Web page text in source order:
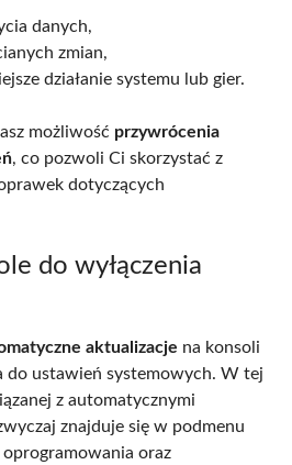
danych,
zmian,
działanie systemu lub gier.
możliwość przywrócenia
, co pozwoli Ci skorzystać z
dotyczących
do wyłączenia
aktualizacje na konsoli
do ustawień systemowych. W tej
z automatycznymi
znajduje się w podmenu
oraz